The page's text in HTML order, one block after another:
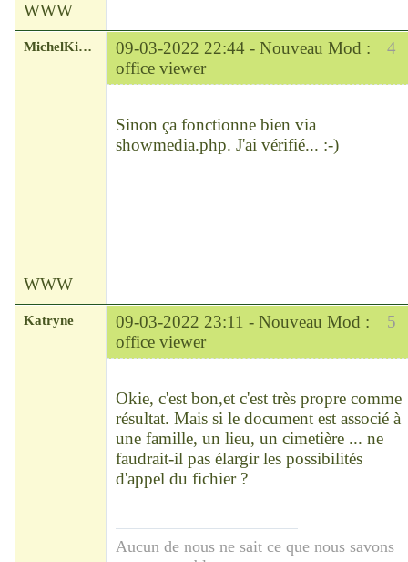
WWW
4
MichelKirsch 09-03-2022 22:44 - Nouveau Mod :
office viewer
Sinon ça fonctionne bien via
showmedia.php. J'ai vérifié... :-)
WWW
5
Katryne 09-03-2022 23:11 - Nouveau Mod :
office viewer
Okie, c'est bon,et c'est très propre comme
résultat. Mais si le document est associé à
une famille, un lieu, un cimetière ... ne
faudrait-il pas élargir les possibilités
d'appel du fichier ?
Aucun de nous ne sait ce que nous savons